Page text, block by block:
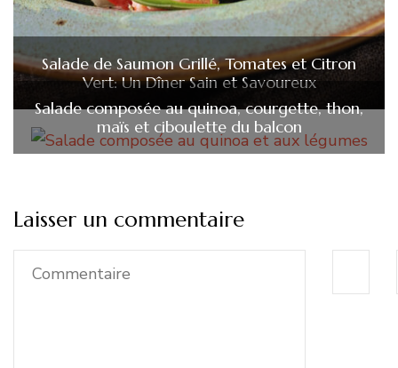
Salade de Saumon Grillé, Tomates et Citron
Vert: Un Dîner Sain et Savoureux
Salade composée au quinoa, courgette, thon,
maïs et ciboulette du balcon
Laisser un commentaire